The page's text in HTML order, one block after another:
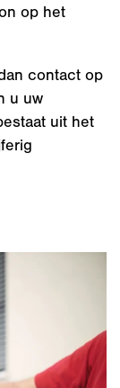
op het
contact op
u uw
uit het